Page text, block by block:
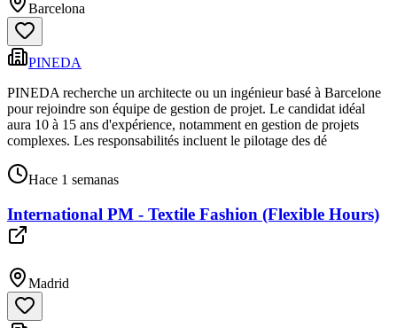
Barcelona
PINEDA
PINEDA recherche un architecte ou un ingénieur basé à Barcelone
pour rejoindre son équipe de gestion de projet. Le candidat idéal
aura 10 à 15 ans d'expérience, notamment en gestion de projets
complexes. Les responsabilités incluent le pilotage des dé
Hace 1 semanas
International PM - Textile Fashion (Flexible Hours)
Madrid